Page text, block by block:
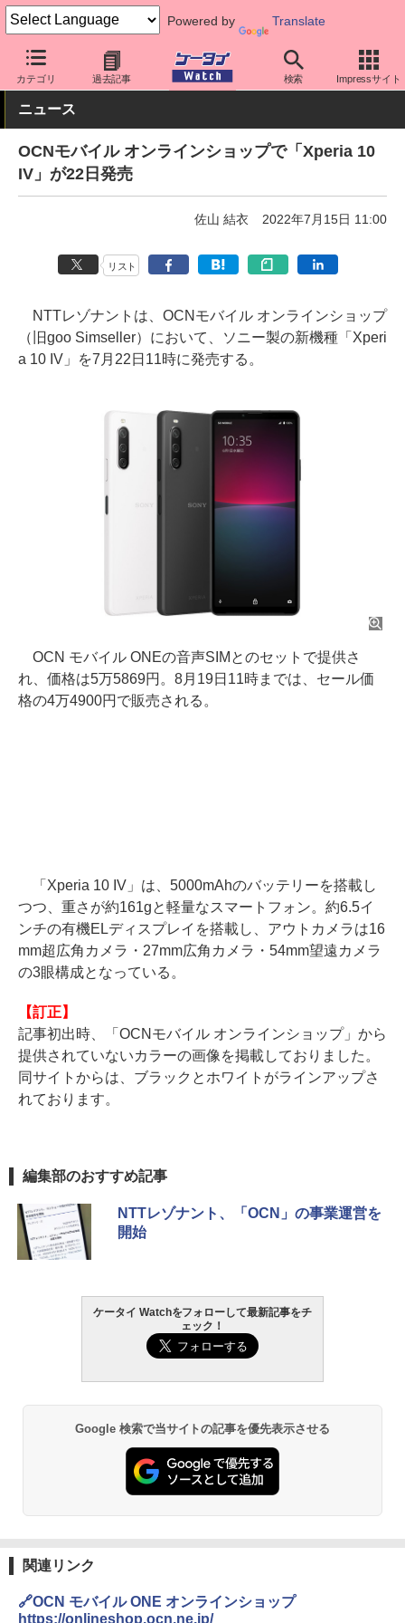
Powered by Translate
カテゴリ 過去記事 検索 Impressサイト
ケータイ Watch 格安スマホ/格安SIM 格安SIM/MVNO OCN
ニュース
OCNモバイル オンラインショップで「Xperia 10
IV」が22日発売
佐山 結衣 2022年7月15日 11:00
リスト
NTTレゾナントは、OCNモバイル オンラインショップ
（旧goo Simseller）において、ソニー製の新機種「Xperi
a 10 IV」を7月22日11時に発売する。
OCN モバイル ONEの音声SIMとのセットで提供さ
れ、価格は5万5869円。8月19日11時までは、セール価
格の4万4900円で販売される。
「Xperia 10 IV」は、5000mAhのバッテリーを搭載し
つつ、重さが約161gと軽量なスマートフォン。約6.5イ
ンチの有機ELディスプレイを搭載し、アウトカメラは16
mm超広角カメラ・27mm広角カメラ・54mm望遠カメラ
の3眼構成となっている。
【訂正】
記事初出時、「OCNモバイル オンラインショップ」から
提供されていないカラーの画像を掲載しておりました。
同サイトからは、ブラックとホワイトがラインアップさ
れております。
編集部のおすすめ記事
NTTレゾナント、「OCN」の事業運営を
開始
ケータイ Watchをフォローして最新記事をチ
ェック！
Google 検索で当サイトの記事を優先表示させる
関連リンク
🔗OCN モバイル ONE オンラインショップ
https://onlineshop.ocn.ne.jp/